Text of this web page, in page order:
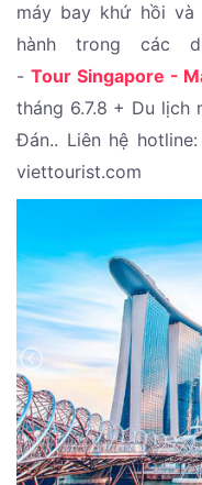
máy bay khứ hồi
hành trong các
- Tour Singapore -
tháng 6.7.8 + Du lịch
Đán.. Liên hệ
viettourist.com